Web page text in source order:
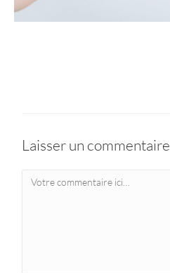
Laisser un commentaire